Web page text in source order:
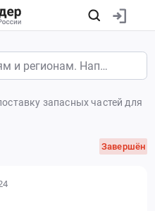
запасных частей для
Завершён